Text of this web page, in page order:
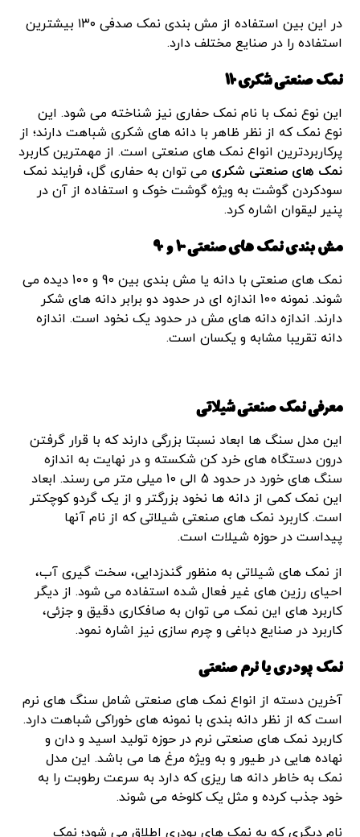
در این بین استفاده از مش بندی نمک صدفی ۱۳۰ بیشترین
استفاده را در صنایع مختلف دارد.
نمک صنعتی شکری 110
این نوع نمک با نام نمک حفاری نیز شناخته می شود. این
نوع نمک که از نظر ظاهر با دانه های شکری شباهت دارند؛ از
پرکاربردترین انواع نمک های صنعتی است. از مهمترین کاربرد
نمک های صنعتی شکری می توان به حفاری گل، فرایند نمک
سودکردن گوشت به ویژه گوشت خوک و استفاده از آن در
پنیر لیقوان اشاره کرد.
مش بندی نمک های صنعتی 100 و 90
نمک های صنعتی با دانه یا مش بندی بین 90 و 100 دیده می
شوند. نمونه 100 اندازه ای در حدود دو برابر دانه های شکر
دارند. اندازه دانه های مش در حدود یک نخود است. اندازه
دانه تقریبا مشابه و یکسان است.
معرفی نمک صنعتی شیلاتی
این مدل سنگ ها ابعاد نسبتا بزرگی دارند که با قرار گرفتن
درون دستگاه های خرد کن شکسته و در نهایت به اندازه
سنگ های خورد در حدود 5 الی 10 میلی متر می رسند. ابعاد
این نمک کمی از دانه ها نخود بزرگتر و از یک گردو کوچکتر
است. کاربرد نمک های صنعتی شیلاتی که از نام آنها
پیداست در حوزه شیلات است.
از نمک های شیلاتی به منظور گندزدایی، سخت گیری آب،
احیای رزین های غیر فعال شده استفاده می شود. از دیگر
کاربرد های این نمک می توان به صافکاری دقیق و جزئی،
کاربرد در صنایع دباغی و چرم سازی نیز اشاره نمود.
نمک پودری یا نرم صنعتی
آخرین دسته از انواع نمک های صنعتی شامل سنگ های نرم
است که از نظر دانه بندی با نمونه های خوراکی شباهت دارد.
کاربرد نمک های صنعتی نرم در حوزه تولید اسید و دان و
نهاده هایی در طیور و به ویژه مرغ ها می باشد. این مدل
نمک به خاطر دانه ها ریزی که دارد به سرعت رطوبت را به
خود جذب کرده و مثل یک کلوخه می شوند.
نام دیگری که به نمک های پودری اطلاق می شود؛ نمک